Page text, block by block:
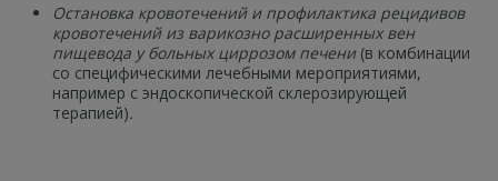
Остановка кровотечений и профилактика рецидивов
кровотечений из варикозно расширенных вен
пищевода у больных циррозом печени (в комбинации
со специфическими лечебными мероприятиями,
например с эндоскопической склерозирующей
терапией).